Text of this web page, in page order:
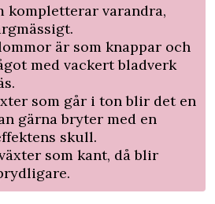
kompletterar varandra,
är som knappar och
med vackert bladverk
som går i ton blir det en
gärna bryter med en
skull.
som kant, då blir